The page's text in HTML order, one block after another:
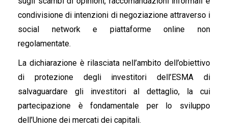
condivisione di intenzioni di negoziazione attraverso i
social network e piattaforme online non
regolamentate.
La dichiarazione è rilasciata nell’ambito dell’obiettivo
di protezione degli investitori dell’ESMA di
salvaguardare gli investitori al dettaglio, la cui
partecipazione è fondamentale per lo sviluppo
dell’Unione dei mercati dei capitali.